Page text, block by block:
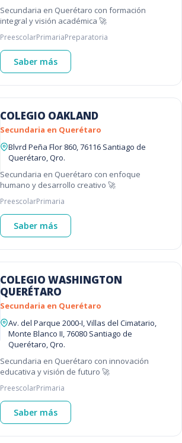
Secundaria en Querétaro con formación
integral y visión académica 🚀
PreescolarPrimariaPreparatoria
Saber más
COLEGIO OAKLAND
Secundaria en Querétaro
Blvrd Peña Flor 860, 76116 Santiago de
Querétaro, Qro.
Secundaria en Querétaro con enfoque
humano y desarrollo creativo 🚀
PreescolarPrimaria
Saber más
COLEGIO WASHINGTON
QUERÉTARO
Secundaria en Querétaro
Av. del Parque 2000-I, Villas del Cimatario,
Monte Blanco II, 76080 Santiago de
Querétaro, Qro.
Secundaria en Querétaro con innovación
educativa y visión de futuro 🚀
PreescolarPrimaria
Saber más